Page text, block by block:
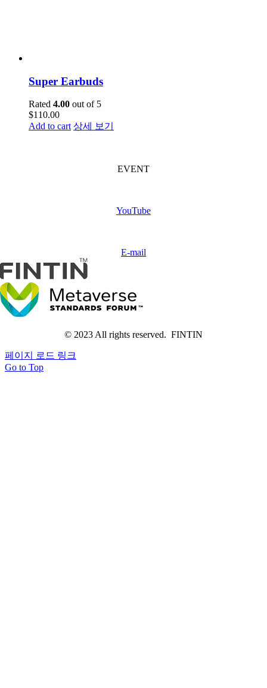
Super Earbuds
Rated 4.00 out of 5
$110.00
Add to cart 상세 보기
EVENT
YouTube
E-mail
© 2023 All rights reserved. FINTIN
페이지 로드 링크
Go to Top